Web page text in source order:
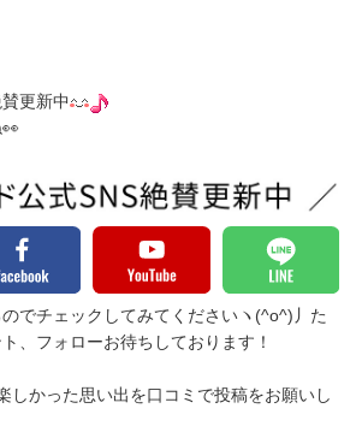
更新中
でチェックしてみてくださいヽ(^o^)丿 た
、フォローお待ちしております！
しかった思い出を口コミで投稿をお願いし